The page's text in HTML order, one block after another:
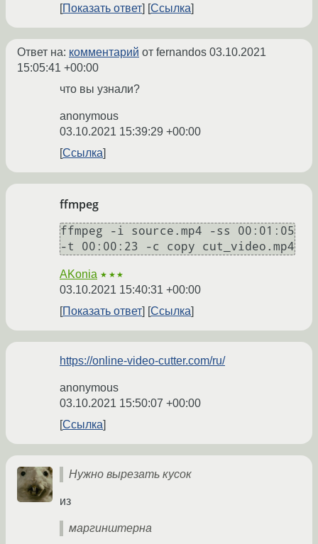
Показать ответ
Ссылка
Ответ на: комментарий от fernandos 03.10.2021
15:05:41 +00:00
что вы узнали?
anonymous
03.10.2021 15:39:29 +00:00
Ссылка
ffmpeg
ffmpeg -i source.mp4 -ss 00:01:05
AKonia ★★★
03.10.2021 15:40:31 +00:00
Показать ответ
Ссылка
https://online-video-cutter.com/ru/
anonymous
03.10.2021 15:50:07 +00:00
Ссылка
Нужно вырезать кусок
из
маргинштерна